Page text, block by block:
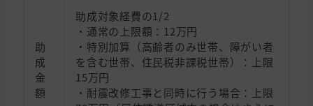
助
成
金
額
助成対象経費の1/2
・通常の上限額：12万円
・特別加算（高齢者のみ世帯、障がい者
を含む世帯、住民税非課税世帯）：上限
15万円
・耐震改修工事と同時に行う場合：上限